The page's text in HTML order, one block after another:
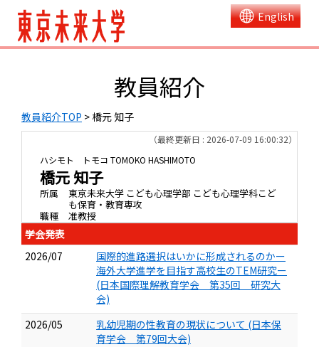
English
教員紹介
教員紹介TOP > 橋元 知子
（最終更新日 : 2026-07-09 16:00:32）
ハシモト トモコ TOMOKO HASHIMOTO
橋元 知子
所属
東京未来大学 こども心理学部 こども心理学科こど
も保育・教育専攻
職種
准教授
学会発表
2026/07
国際的進路選択はいかに形成されるのかー
海外大学進学を目指す高校生のTEM研究ー
(日本国際理解教育学会 第35回 研究大
会)
2026/05
乳幼児期の性教育の現状について (日本保
育学会 第79回大会)